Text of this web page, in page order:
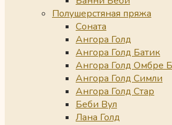
Полушерстяная пряжа
Соната
Ангора Голд
Ангора Голд Батик
Ангора Голд Омбре
Ангора Голд Симли
Ангора Голд Стар
Беби Вул
Лана Голд